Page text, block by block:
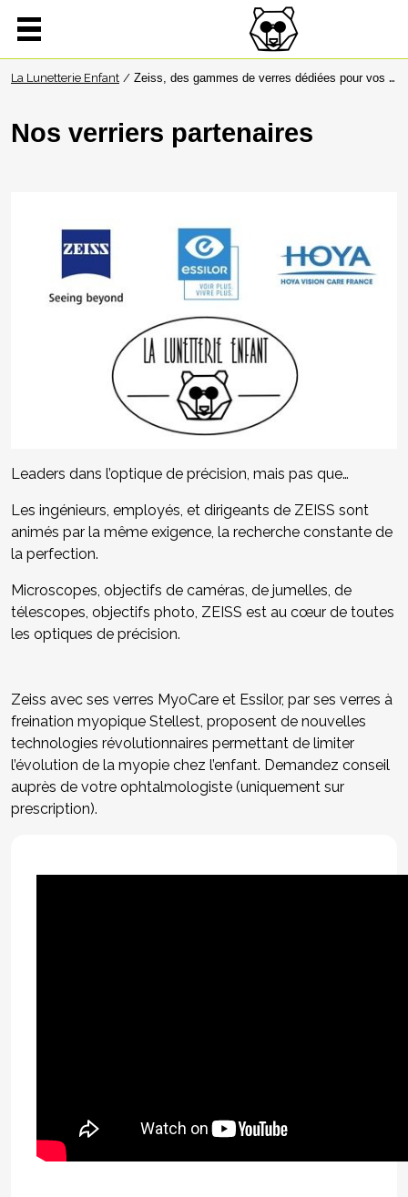
La Lunetterie Enfant Zeiss, des gammes de verres dédiées pour vos enfants
Nos verriers partenaires
Leaders dans l’optique de précision, mais pas que…
Les ingénieurs, employés, et dirigeants de ZEISS sont
animés par la même exigence, la recherche constante de
la perfection.
Microscopes, objectifs de caméras, de jumelles, de
télescopes, objectifs photo, ZEISS est au cœur de toutes
les optiques de précision.
Zeiss avec ses verres MyoCare et Essilor, par ses verres à
freination myopique Stellest, proposent de nouvelles
technologies révolutionnaires permettant de limiter
l’évolution de la myopie chez l’enfant. Demandez conseil
auprès de votre ophtalmologiste (uniquement sur
prescription).